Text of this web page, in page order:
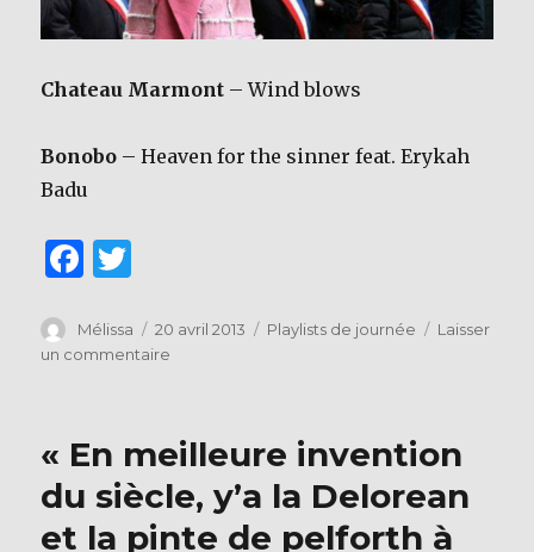
Chateau Marmont – Wind blows
Bonobo – Heaven for the sinner feat. Erykah
Badu
F
c
e
o
o
k
it
te
Auteur
Mélissa
Publié
le
20 avril 2013 Catégories
Playlists de journée
Laisser
un commentaire
les
il
a
« En meilleure invention
du siècle, y’a la Delorean
et la pinte de pelforth à